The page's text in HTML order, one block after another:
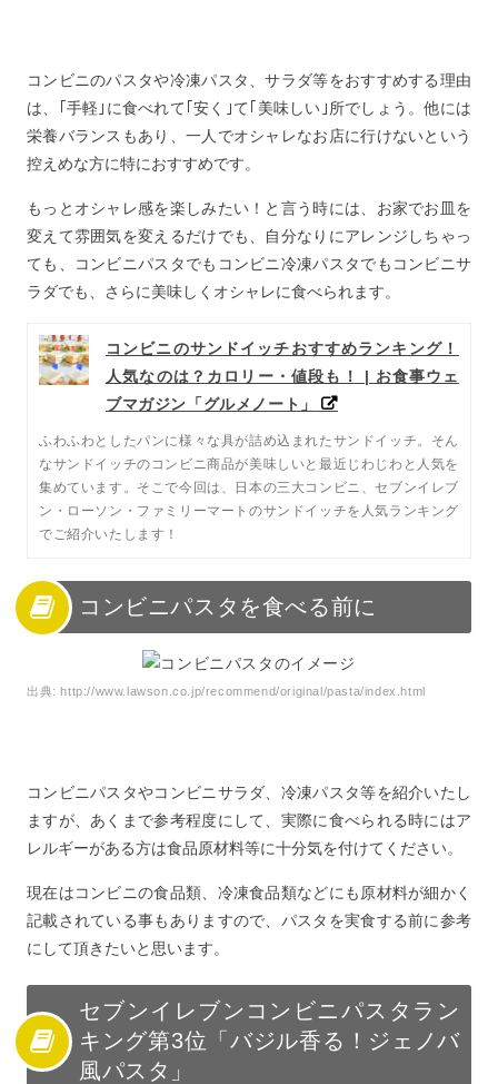
ファミリーマートコンビニパスタランキング第3位「3種
チーズのマルゲリータ風パスタ」
7
ファミリーマートコンビニパスタランキング第2位「オマ
ール海老ソースのクリームパスタ」
トマトとマスカルポーネのパスタ」
ローソンコンビニパスタランキング第3位「生パスタカル
パラとベーコンのペペロナータ」
11
ローソンコンビニパスタランキング第1位「ローストチキ
ンのペペロンチーノ」
おすすめ｢コンビニサラダ｣
13
おすすめ「コンビニパスタサラダ」
14
おすすめ「コンビニのサラダチキン」
15
おすすめ「コンビニ冷凍パスタ」
コンビニのパスタや冷凍パスタ、サラダ等をおすすめする理由
は、｢手軽｣に食べれて｢安く｣て｢美味しい｣所でしょう。他には
栄養バランスもあり、一人でオシャレなお店に行けないという
控えめな方に特におすすめです。
もっとオシャレ感を楽しみたい！と言う時には、お家でお皿を
変えて雰囲気を変えるだけでも、自分なりにアレンジしちゃっ
ても、コンビニパスタでもコンビニ冷凍パスタでもコンビニサ
ラダでも、さらに美味しくオシャレに食べられます。
コンビニのサンドイッチおすすめランキング！
人気なのは？カロリー・値段も！ | お食事ウェ
ブマガジン「グルメノート」
ふわふわとしたパンに様々な具が詰め込まれたサンドイッチ。そん
なサンドイッチのコンビニ商品が美味しいと最近じわじわと人気を
集めています。そこで今回は、日本の三大コンビニ、セブンイレブ
ン・ローソン・ファミリーマートのサンドイッチを人気ランキング
でご紹介いたします！
コンビニパスタを食べる前に
出典:http://www.lawson.co.jp/recommend/original/pasta/index.html
コンビニパスタやコンビニサラダ、冷凍パスタ等を紹介いたし
ますが、あくまで参考程度にして、実際に食べられる時にはア
レルギーがある方は食品原材料等に十分気を付けてください。
現在はコンビニの食品類、冷凍食品類などにも原材料が細かく
記載されている事もありますので、パスタを実食する前に参考
にして頂きたいと思います。
セブンイレブンコンビニパスタラン
キング第3位「バジル香る！ジェノバ
風パスタ」